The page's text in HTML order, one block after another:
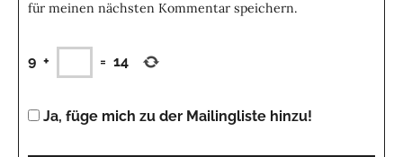
für meinen nächsten Kommentar speichern.
9 + = 14
Ja, füge mich zu der Mailingliste hinzu!